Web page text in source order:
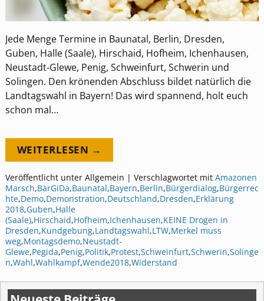
Jede Menge Termine in Baunatal, Berlin, Dresden,
Guben, Halle (Saale), Hirschaid, Hofheim, Ichenhausen,
Neustadt‐Glewe, Penig, Schweinfurt, Schwerin und
Solingen. Den krönenden Abschluss bildet natürlich die
Landtagswahl in Bayern! Das wird spannend, holt euch
schon mal…
WEITERLESEN →
Veröffentlicht unterAllgemein | Verschlagwortet mit Amazonen
Marsch,BärGiDa,Baunatal,Bayern,Berlin,Bürgerdialog,Bürgerrec
hte,Demo,Demonstration,Deutschland,Dresden,Erklärung
2018,Guben,Halle
(Saale),Hirschaid,Hofheim,Ichenhausen,KEINE Drogen in
Dresden,Kundgebung,Landtagswahl,LTW,Merkel muss
weg,Montagsdemo,Neustadt‐
Glewe,Pegida,Penig,Politik,Protest,Schweinfurt,Schwerin,Solinge
n,Wahl,Wahlkampf,Wende2018,Widerstand